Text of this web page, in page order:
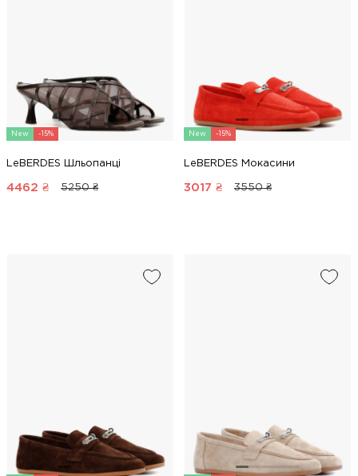
New -15%
LeBERDES Шльопанці
4462 ₴ 5250 ₴
New -15%
LeBERDES Мокасини
3017 ₴ 3550 ₴